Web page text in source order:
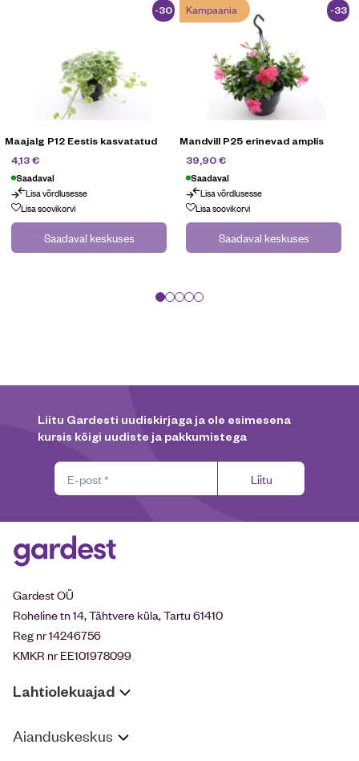
-30
%
Maajalg P12 Eestis kasvatatud
4,13€
Saadaval
Lisa võrdlusesse
Lisa soovikorvi
Saadaval keskuses
Kampaania
-33
%
Mandvill P25 erinevad amplis
39,90€
Saadaval
Kampaania
Lisa võrdlusesse
Lisa soovikorvi
Saadaval keskuses
Liitu Gardesti uudiskirjaga ja ole esimesena
kursis kõigi uudiste ja pakkumistega
Liitu
Gardest OÜ
Roheline tn 14, Tähtvere küla, Tartu 61410
Reg nr 14246756
KMKR nr EE101978099
Lahtiolekuajad
Aianduskeskus